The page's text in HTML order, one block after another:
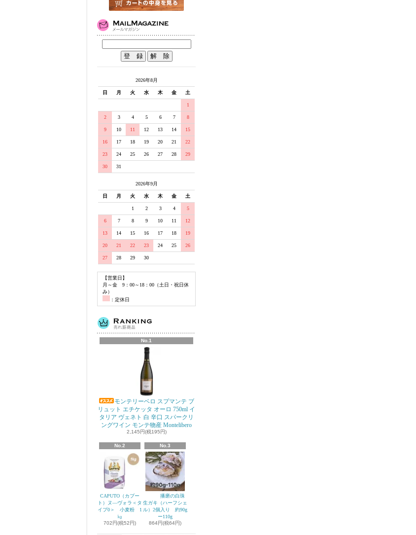
2026年8月
日 月 火 水 木 金 土
1
2 3 4 5 6 7 8
9 10 11 12 13 14 15
16 17 18 19 20 21 22
23 24 25 26 27 28 29
30 31
2026年9月
日 月 火 水 木 金 土
1 2 3 4 5
6 7 8 9 10 11 12
13 14 15 16 17 18 19
20 21 22 23 24 25 26
27 28 29 30
【営業日】
月～金 9：00～18：00（土日・祝日休
み）
：定休日
No.1
モンテリーベロ スプマンテ ブ
リュット エチケッタ オーロ 750ml イ
タリア ヴェネト 白 辛口 スパークリ
ングワイン モンテ物産 Montelibero
2,145円(税195円)
No.2
CAPUTO（カプー
ト）ヌ―ヴォラ＜タ
イプ0＞ 小麦粉 1
㎏
702円(税52円)
No.3
播磨の白珠
生ガキ（ハーフシェ
ル）2個入り 約90g
ー110g
864円(税64円)